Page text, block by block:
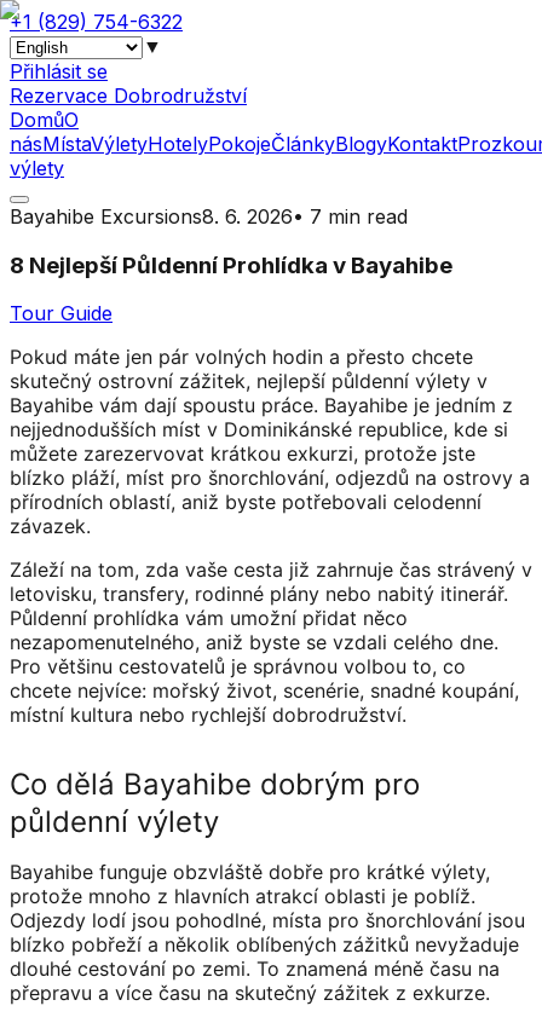
+1 (829) 754-6322
▼
Přihlásit se
Rezervace Dobrodružství
DomůO
násMístaVýletyHotelyPokojeČlánkyBlogyKontakt
výlety
Bayahibe Excursions8. 6. 2026• 7 min read
8 Nejlepší Půldenní Prohlídka v Bayahibe
Tour Guide
Pokud máte jen pár volných hodin a přesto chcete
skutečný ostrovní zážitek, nejlepší půldenní výlety v
Bayahibe vám dají spoustu práce. Bayahibe je jedním z
nejjednodušších míst v Dominikánské republice, kde si
můžete zarezervovat krátkou exkurzi, protože jste
blízko pláží, míst pro šnorchlování, odjezdů na ostrovy a
přírodních oblastí, aniž byste potřebovali celodenní
závazek.
Záleží na tom, zda vaše cesta již zahrnuje čas strávený v
letovisku, transfery, rodinné plány nebo nabitý itinerář.
Půldenní prohlídka vám umožní přidat něco
nezapomenutelného, ​​aniž byste se vzdali celého dne.
Pro většinu cestovatelů je správnou volbou to, co
chcete nejvíce: mořský život, scenérie, snadné koupání,
místní kultura nebo rychlejší dobrodružství.
Co dělá Bayahibe dobrým pro
půldenní výlety
Bayahibe funguje obzvláště dobře pro krátké výlety,
protože mnoho z hlavních atrakcí oblasti je poblíž.
Odjezdy lodí jsou pohodlné, místa pro šnorchlování jsou
blízko pobřeží a několik oblíbených zážitků nevyžaduje
dlouhé cestování po zemi. To znamená méně času na
přepravu a více času na skutečný zážitek z exkurze.